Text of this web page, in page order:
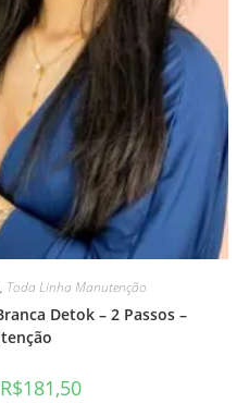
, Toda Linha Manutenção
Detok – 2 Passos –
R$181,50